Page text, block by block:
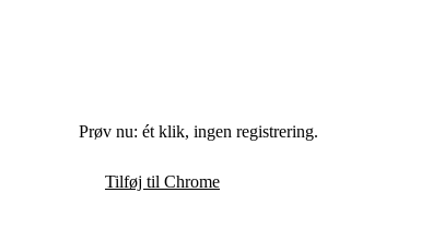
Prøv nu: ét klik, ingen registrering.
Tilføj til Chrome